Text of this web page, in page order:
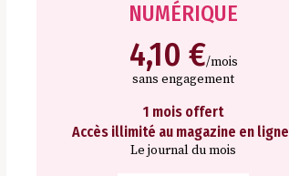
NUMÉRIQUE
4,10 €/mois
sans engagement
1 mois offert
Accès illimité au magazine en
Le journal du mois